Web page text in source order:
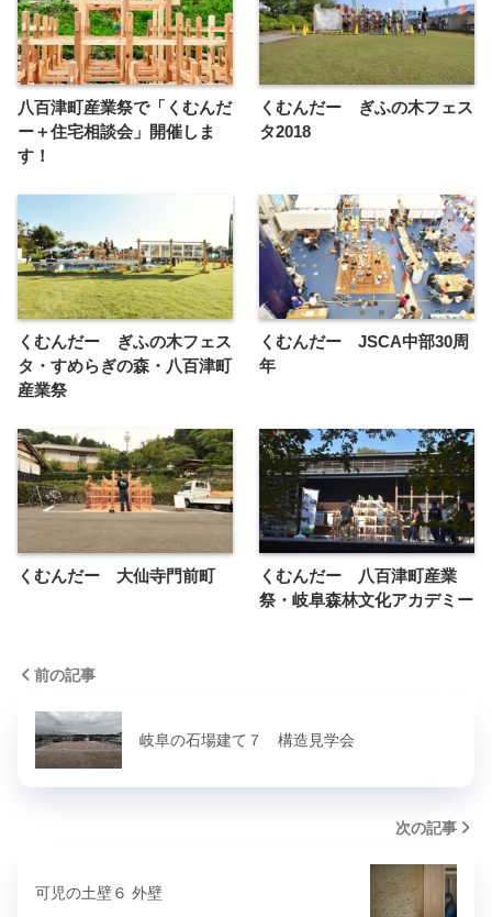
八百津町産業祭で「くむんだ
ー＋住宅相談会」開催しま
す！
くむんだー ぎふの木フェス
タ2018
くむんだー ぎふの木フェス
タ・すめらぎの森・八百津町
産業祭
くむんだー JSCA中部30周
年
くむんだー 大仙寺門前町
くむんだー 八百津町産業
祭・岐阜森林文化アカデミー
前の記事
岐阜の石場建て７ 構造見学会
次の記事
可児の土壁６ 外壁